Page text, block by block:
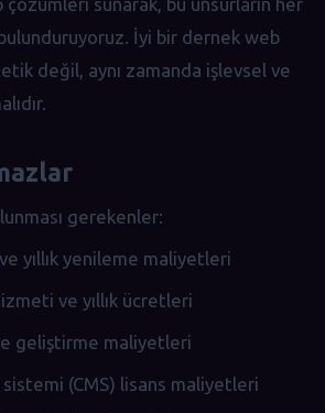
İyi bir dernek web
değil, aynı zamanda işlevsel ve
gerekenler:
ve yıllık yenileme maliyetleri
ve yıllık ücretleri
geliştirme maliyetleri
(CMS) lisans maliyetleri